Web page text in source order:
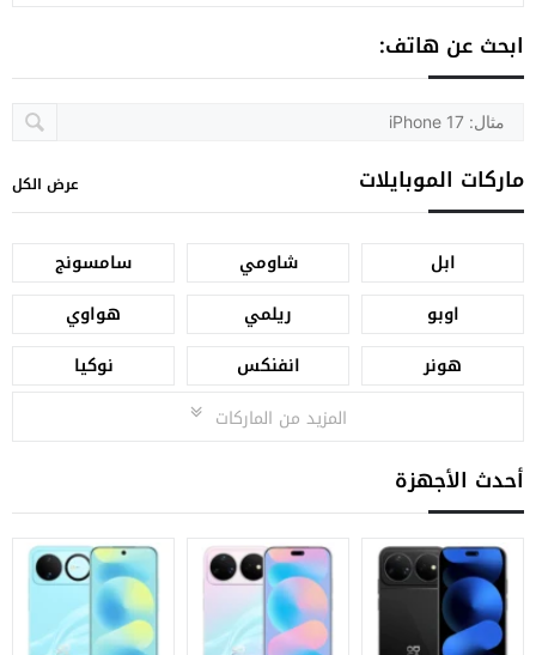
ابحث عن هاتف:
ماركات الموبايلات عرض الكل
ابل شاومي
سامسونج
اوبو
ريلمي
هواوي
هونر
انفنكس
نوكيا
المزيد من الماركات
أحدث الأجهزة